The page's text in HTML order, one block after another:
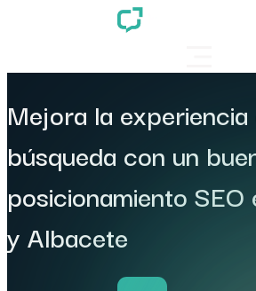
Mejora la experiencia
búsqueda con un
posicionamiento SEO
y Albacete